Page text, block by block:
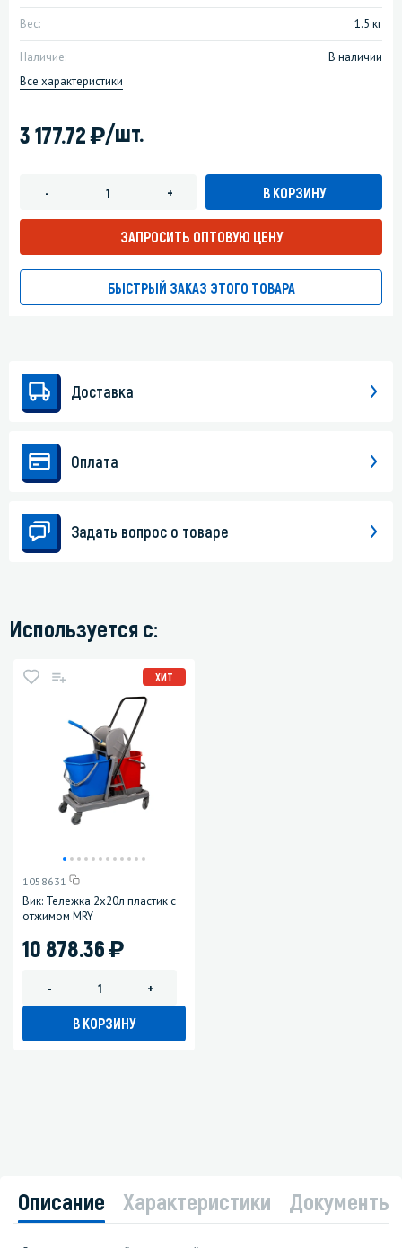
Вес: 1.5 кг
Наличие:
В наличии
Все характеристики
3 177.72)/шт.
- + В КОРЗИНУ
ЗАПРОСИТЬ ОПТОВУЮ ЦЕНУ
БЫСТРЫЙ ЗАКАЗ ЭТОГО ТОВАРА
Доставка
Оплата
Задать вопрос о товаре
Используется с:
ХИТ
1058631
Вик: Тележка 2х20л пластик с
отжимом MRY
10 878.36)
- +
В КОРЗИНУ
Описание Характеристики Документы